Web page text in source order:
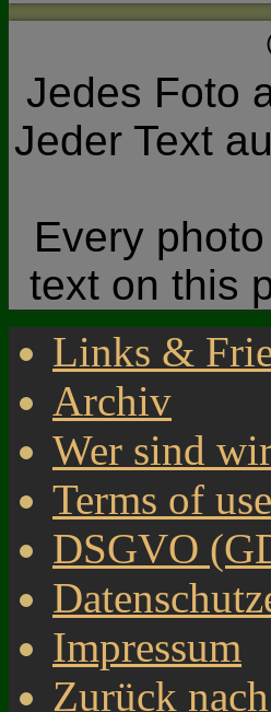
Jedes Foto
Jeder Text
Every
text on this
Links &
Archiv
Wer sind
Terms of use
DSGVO
Impressum
Zurück